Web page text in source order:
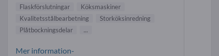
Flaskförslutningar
Köksmaskiner
Kvalitetsstålbearbetning
Storköksinredning
Plåtbockningsdelar
...
Mer information-